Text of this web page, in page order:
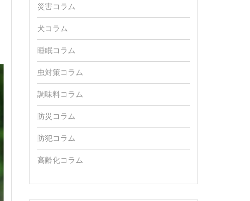
災害コラム
犬コラム
睡眠コラム
虫対策コラム
調味料コラム
防災コラム
防犯コラム
高齢化コラム